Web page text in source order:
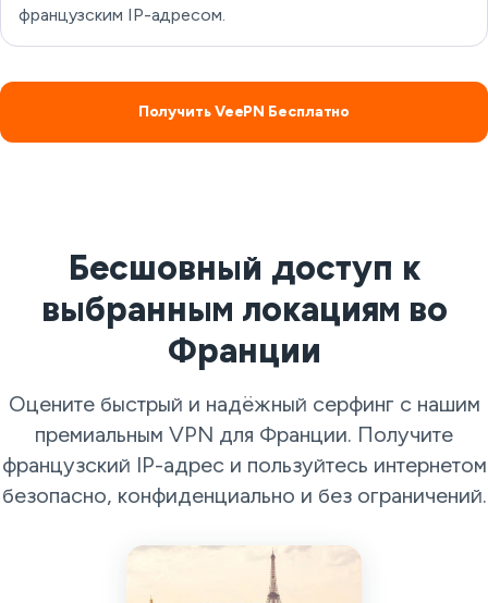
французским IP-адресом.
Получить VeePN Бесплатно
Бесшовный доступ к
выбранным локациям во
Франции
Оцените быстрый и надёжный серфинг с нашим
премиальным VPN для Франции. Получите
французский IP-адрес и пользуйтесь интернетом
безопасно, конфиденциально и без ограничений.